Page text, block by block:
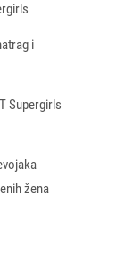
i
Supergirls
žena